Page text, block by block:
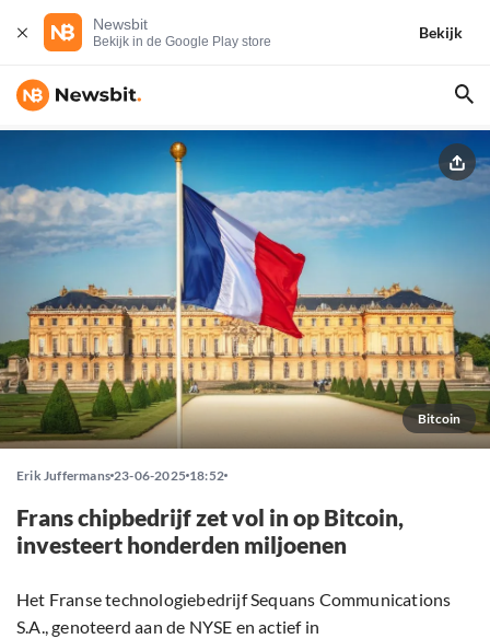
Newsbit
Bekijk in de Google Play store
Bekijk
Bitcoin
Erik Juffermans 23-06-2025 18:52
Frans chipbedrijf zet vol in op Bitcoin,
investeert honderden miljoenen
Het Franse technologiebedrijf Sequans Communications
S.A., genoteerd aan de NYSE en actief in